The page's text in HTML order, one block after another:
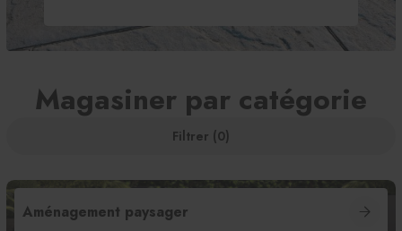
Magasiner par catégorie
Filtrer (0)
Aménagement paysager